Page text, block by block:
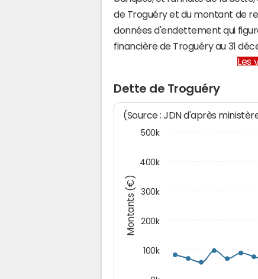
de Troguéry et du montant de
données d'endettement qui
financière de Troguéry au 31
Les
Dette de Troguéry
Montants (€)
(Source : JDN d'après
100k
200k
300k
400k
500k